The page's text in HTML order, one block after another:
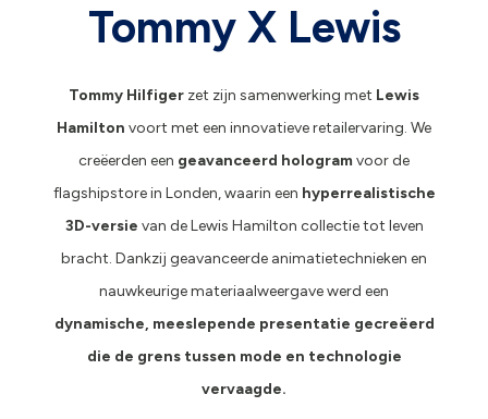
Tommy X Lewis
Tommy Hilfiger zet zijn samenwerking met Lewis
Hamilton voort met een innovatieve retailervaring. We
creëerden een geavanceerd hologram voor de
flagshipstore in Londen, waarin een hyperrealistische
3D-versie van de Lewis Hamilton collectie tot leven
bracht. Dankzij geavanceerde animatietechnieken en
nauwkeurige materiaalweergave werd een
dynamische, meeslepende presentatie gecreëerd
die de grens tussen mode en technologie
vervaagde.